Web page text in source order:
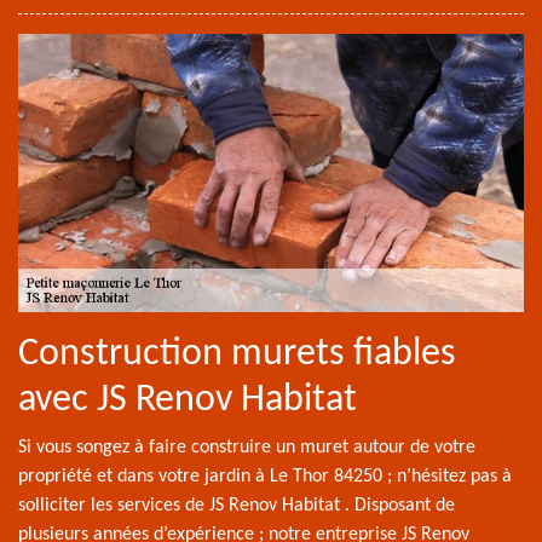
Construction murets fiables
avec JS Renov Habitat
Si vous songez à faire construire un muret autour de votre
propriété et dans votre jardin à Le Thor 84250 ; n’hésitez pas à
solliciter les services de JS Renov Habitat . Disposant de
plusieurs années d’expérience ; notre entreprise JS Renov